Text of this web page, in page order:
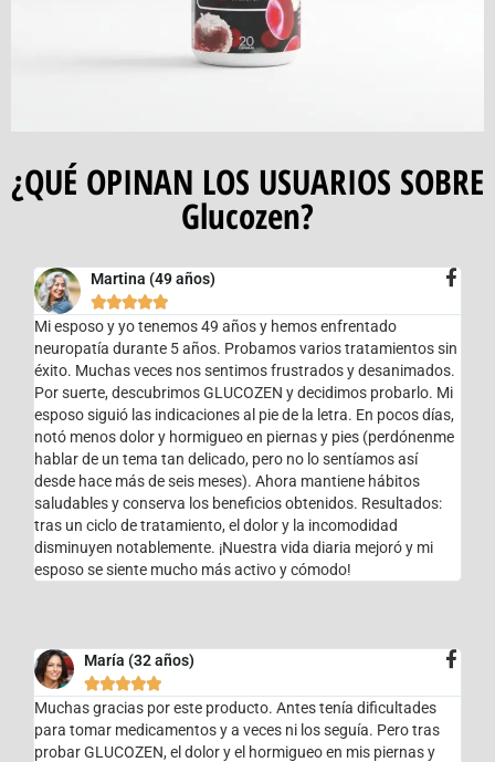
¿QUÉ OPINAN LOS USUARIOS SOBRE
Glucozen?
Martina (49 años)

Mi esposo y yo tenemos 49 años y hemos enfrentado
neuropatía durante 5 años. Probamos varios tratamientos sin
éxito. Muchas veces nos sentimos frustrados y desanimados.
Por suerte, descubrimos GLUCOZEN y decidimos probarlo. Mi
esposo siguió las indicaciones al pie de la letra. En pocos días,
notó menos dolor y hormigueo en piernas y pies (perdónenme
hablar de un tema tan delicado, pero no lo sentíamos así
desde hace más de seis meses). Ahora mantiene hábitos
saludables y conserva los beneficios obtenidos. Resultados:
tras un ciclo de tratamiento, el dolor y la incomodidad
disminuyen notablemente. ¡Nuestra vida diaria mejoró y mi
esposo se siente mucho más activo y cómodo!
María (32 años)

Muchas gracias por este producto. Antes tenía dificultades
para tomar medicamentos y a veces ni los seguía. Pero tras
probar GLUCOZEN, el dolor y el hormigueo en mis piernas y